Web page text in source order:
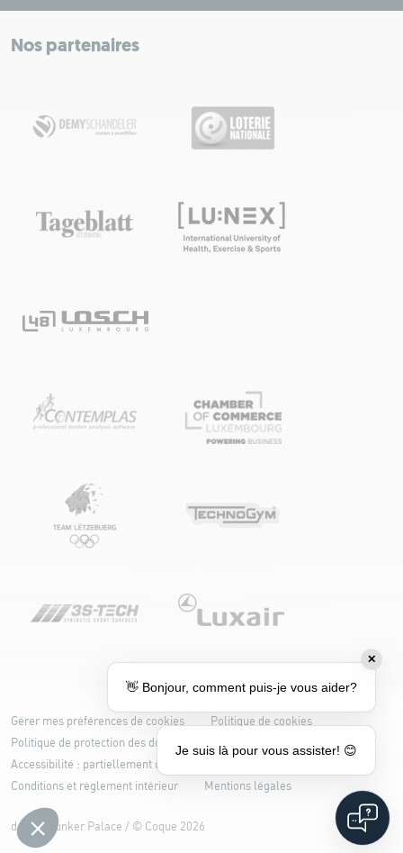
+
−
Nos partenaires
Gérer mes préférences de cookies
Politique de cookies
Politique de protection des données
Accessibilité : partiellement conforme
Conditions et règlement intérieur
Mentions légales
design Bunker Palace / © Coque 2026
✕
👋 Bonjour, comment puis-je vous aider?
Je suis là pour vous assister! 😊